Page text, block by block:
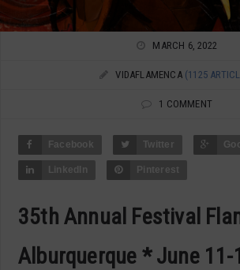
MARCH 6, 2022
VIDAFLAMENCA (1125
1 COMMENT
Facebook Twitter
LinkedIn Pinterest
35th Annual Festival
Alburquerque * June 11-